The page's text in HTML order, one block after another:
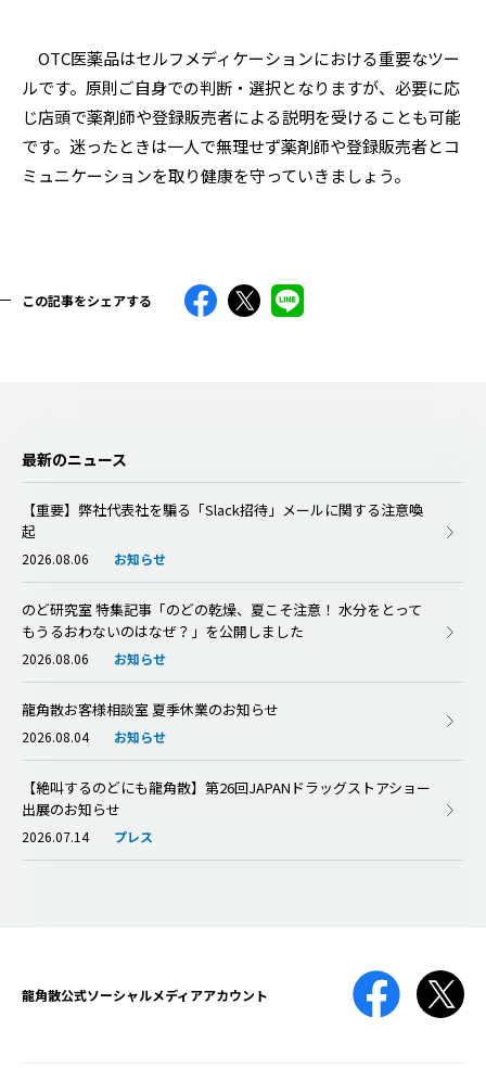
OTC医薬品はセルフメディケーションにおける重要なツー
ルです。原則ご自身での判断・選択となりますが、必要に応
じ店頭で薬剤師や登録販売者による説明を受けることも可能
です。迷ったときは一人で無理せず薬剤師や登録販売者とコ
ミュニケーションを取り健康を守っていきましょう。
この記事をシェアする
最新のニュース
2026.08.06 お知らせ
【重要】弊社代表社を騙る「Slack招待」メールに関する注意喚
起
2026.08.06 お知らせ
のど研究室 特集記事「のどの乾燥、夏こそ注意！ 水分をとって
もうるおわないのはなぜ？」を公開しました
2026.08.04 お知らせ
龍角散お客様相談室 夏季休業のお知らせ
2026.07.14 プレス
【絶叫するのどにも龍角散】第26回JAPANドラッグストアショー
出展のお知らせ
龍角散公式ソーシャルメディアアカウント